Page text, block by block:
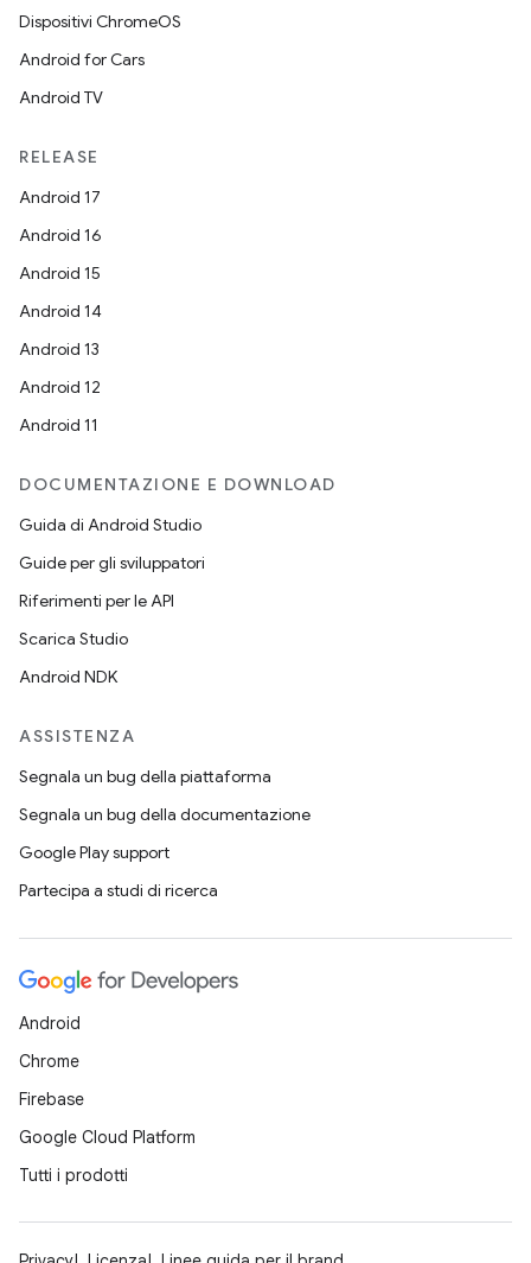
Dispositivi ChromeOS
Android for Cars
Android TV
RELEASE
Android 17
Android 16
Android 15
Android 14
Android 13
Android 12
Android 11
DOCUMENTAZIONE E DOWNLOAD
Guida di Android Studio
Guide per gli sviluppatori
Riferimenti per le API
Scarica Studio
Android NDK
ASSISTENZA
Segnala un bug della piattaforma
Segnala un bug della documentazione
Google Play support
Partecipa a studi di ricerca
Android
Chrome
Firebase
Google Cloud Platform
Tutti i prodotti